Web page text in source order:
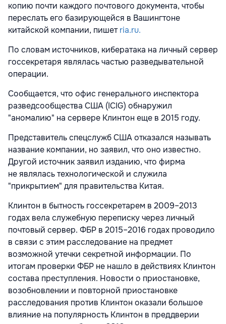
копию почти каждого почтового документа, чтобы
переслать его базирующейся в Вашингтоне
китайской компании, пишетria.ru.
По словам источников, кибератака на личный сервер
госсекретаря являлась частью разведывательной
операции.
Сообщается, что офис генерального инспектора
разведсообщества США (ICIG) обнаружил
"аномалию" на сервере Клинтон еще в 2015 году.
Представитель спецслужб США отказался называть
название компании, но заявил, что оно известно.
Другой источник заявил изданию, что фирма
не являлась технологической и служила
"прикрытием" для правительства Китая.
Клинтон в бытность госсекретарем в 2009–2013
годах вела служебную переписку через личный
почтовый сервер. ФБР в 2015–2016 годах проводило
в связи с этим расследование на предмет
возможной утечки секретной информации. По
итогам проверки ФБР не нашло в действиях Клинтон
состава преступления. Новости о приостановке,
возобновлении и повторной приостановке
расследования против Клинтон оказали большое
влияние на популярность Клинтон в преддверии